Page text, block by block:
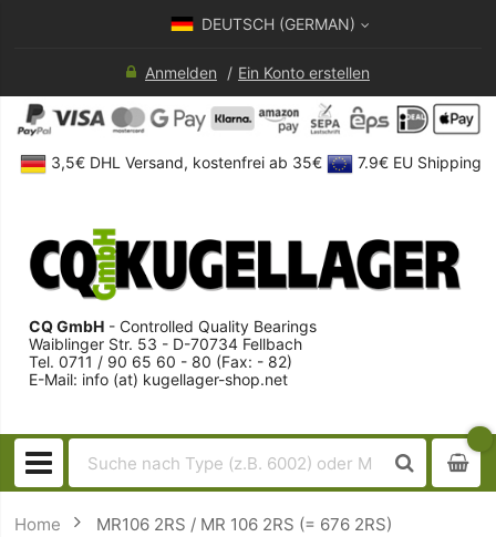
DEUTSCH (GERMAN)
Anmelden Ein Konto erstellen
3,5€ DHL Versand, kostenfrei ab 35€ 7.9€ EU Shipping
CQ GmbH - Controlled Quality Bearings
Waiblinger Str. 53 - D-70734 Fellbach
Tel. 0711 / 90 65 60 - 80 (Fax: - 82)
E-Mail: info (at) kugellager-shop.net
Home MR106 2RS / MR 106 2RS (= 676 2RS)